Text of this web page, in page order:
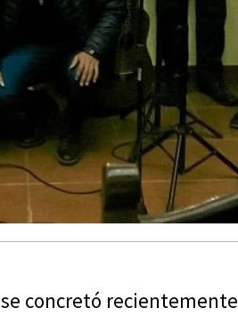
concretó recientemente